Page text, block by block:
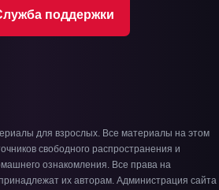
поддержки
для взрослых. Все материалы на этом
свободного распространения и
ознакомления. Все права на
их авторам. Администрация сайта